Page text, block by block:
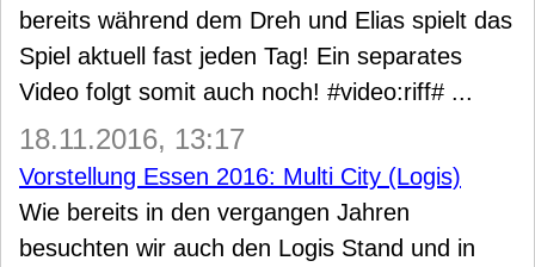
bereits während dem Dreh und Elias spielt das
Spiel aktuell fast jeden Tag! Ein separates
Video folgt somit auch noch! #video:riff# ...
18.11.2016, 13:17
Vorstellung Essen 2016: Multi City (Logis)
Wie bereits in den vergangen Jahren
besuchten wir auch den Logis Stand und in